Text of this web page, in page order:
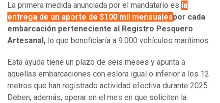
La primera medida anunciada por el mandatario es la
entrega de un aporte de $100 mil mensualespor cada
embarcación perteneciente al Registro Pesquero
Artesanal, lo que beneficiaría a 9.000 vehículos marítimos.
Esta ayuda tiene un plazo de seis meses y apunta a
aquellas embarcaciones con eslora igual o inferior a los 12
metros que han registrado actividad efectiva durante 2025.
Deben, además, operar en el mes en que soliciten la